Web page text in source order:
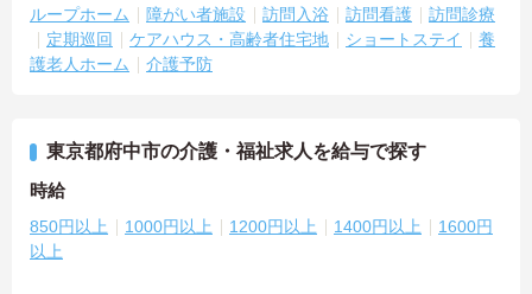
ループホーム
障がい者施設 訪問入浴 訪問看護
訪問診療
定期巡回
ケアハウス・高齢者住宅地 ショートステイ
養
護老人ホーム
介護予防
東京都府中市の介護・福祉求人を給与で探す
時給
850円以上 1000円以上 1200円以上 1400円以上
1600円
以上